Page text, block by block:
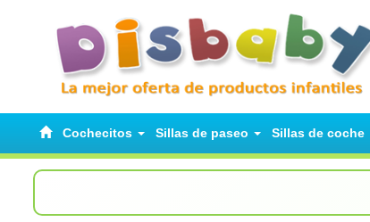
Cochecitos Sillas de paseo Sillas de coche